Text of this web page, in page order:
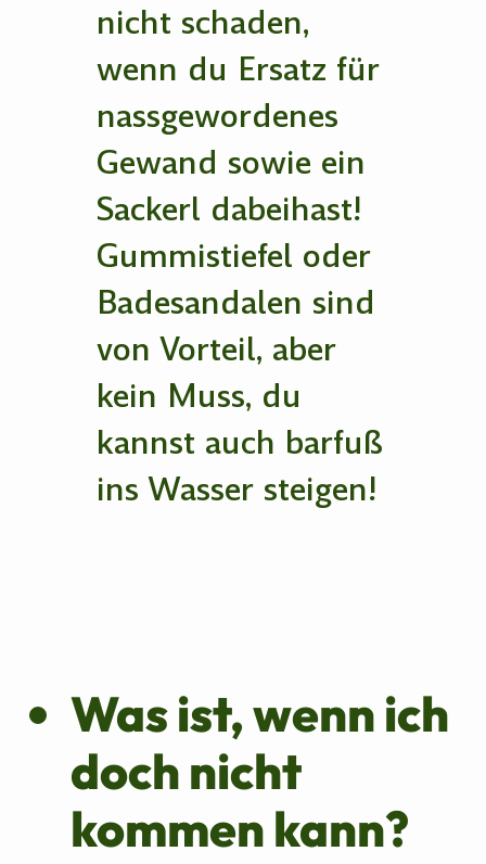
nicht schaden,
wenn du Ersatz für
nassgewordenes
Gewand sowie ein
Sackerl dabeihast!
Gummistiefel oder
Badesandalen sind
von Vorteil, aber
kein Muss, du
kannst auch barfuß
ins Wasser steigen!
Was ist, wenn ich
doch nicht
kommen kann?